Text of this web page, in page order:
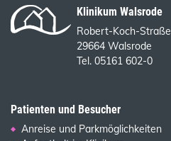
Klinikum Walsrode
Robert-Koch-
29664 Walsrode
Tel. 05161 602-0
Patienten und Besucher
Anreise und Parkmöglichkeiten